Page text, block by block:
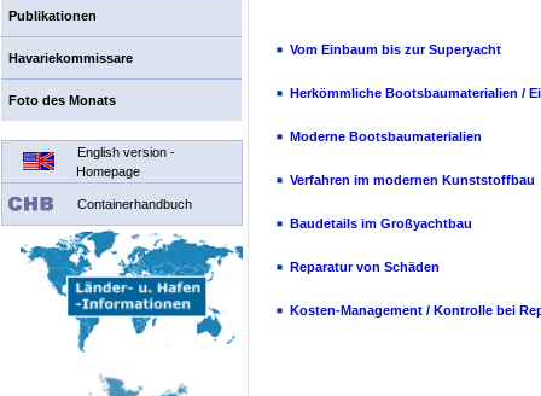
Publikationen
Havariekommissare
Foto des Monats
English version -
Homepage
Containerhandbuch
Vom Einbaum bis zur Superyacht
Herkömmliche Bootsbaumaterialien /
Moderne Bootsbaumaterialien
Verfahren im modernen Kunststoffbau
Baudetails im Großyachtbau
Reparatur von Schäden
Kosten-Management / Kontrolle bei